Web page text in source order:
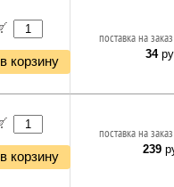
в корзину
поставка на
34
в корзину
поставка на
239